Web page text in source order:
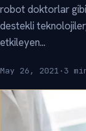
robot doktorlar
destekli
etkileyen...
May 26, 2021 · 3